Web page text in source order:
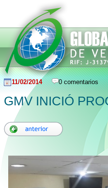
11/02/2014 0 comentarios
GMV INICIÓ